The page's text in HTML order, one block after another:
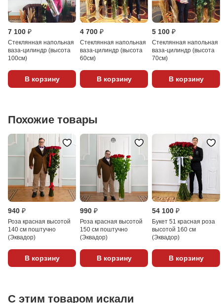
7 100 ₽
Стеклянная напольная
ваза-цилиндр (высота
100см)
В корзину
4 700 ₽
Стеклянная напольная
ваза-цилиндр (высота
60см)
В корзину
5 100 ₽
Стеклянная напольная
ваза-цилиндр (высота
70см)
В корзину
Похожие товары
940 ₽
Роза красная высотой
140 см поштучно
(Эквадор)
В корзину
990 ₽
Роза красная высотой
150 см поштучно
(Эквадор)
В корзину
54 100 ₽
Букет 51 красная роза
высотой 160 см
(Эквадор)
В корзину
С этим товаром искали